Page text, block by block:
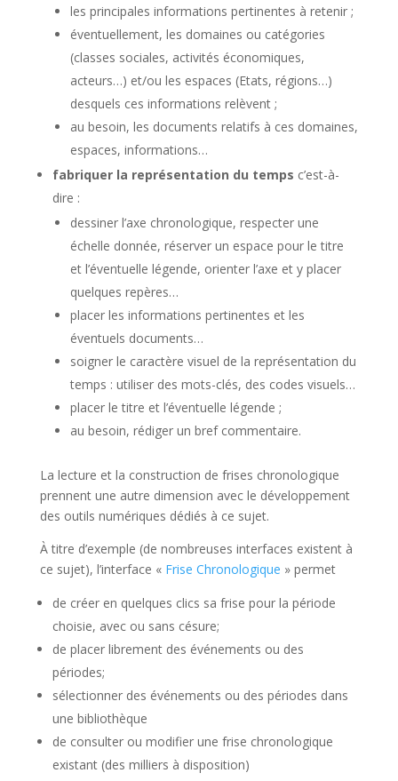
les principales informations pertinentes à retenir ;
éventuellement, les domaines ou catégories
(classes sociales, activités économiques,
acteurs…) et/ou les espaces (Etats, régions…)
desquels ces informations relèvent ;
au besoin, les documents relatifs à ces domaines,
espaces, informations…
fabriquer la représentation du temps c’est-à-
dire :
dessiner l’axe chronologique, respecter une
échelle donnée, réserver un espace pour le titre
et l’éventuelle légende, orienter l’axe et y placer
quelques repères…
placer les informations pertinentes et les
éventuels documents…
soigner le caractère visuel de la représentation du
temps : utiliser des mots-clés, des codes visuels…
placer le titre et l’éventuelle légende ;
au besoin, rédiger un bref commentaire.
La lecture et la construction de frises chronologique
prennent une autre dimension avec le développement
des outils numériques dédiés à ce sujet.
À titre d’exemple (de nombreuses interfaces existent à
ce sujet), l’interface « Frise Chronologique » permet
de créer en quelques clics sa frise pour la période
choisie, avec ou sans césure;
de placer librement des événements ou des
périodes;
sélectionner des événements ou des périodes dans
une bibliothèque
de consulter ou modifier une frise chronologique
existant (des milliers à disposition)